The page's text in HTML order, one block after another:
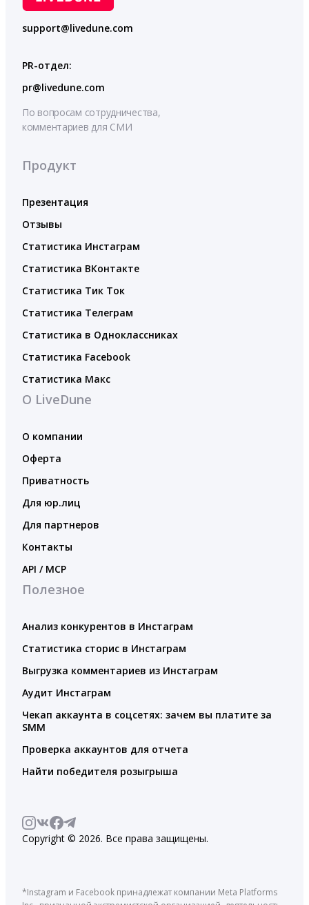
support@livedune.com
PR-отдел:
pr@livedune.com
По вопросам сотрудничества,
комментариев для СМИ
Продукт
Презентация
Отзывы
Статистика Инстаграм
Статистика ВКонтакте
Статистика Тик Ток
Статистика Телеграм
Статистика в Одноклассниках
Статистика Facebook
Статистика Макс
О LiveDune
О компании
Оферта
Приватность
Для юр.лиц
Для партнеров
Контакты
API / MCP
Полезное
Анализ конкурентов в Инстаграм
Статистика сторис в Инстаграм
Выгрузка комментариев из Инстаграм
Аудит Инстаграм
Чекап аккаунта в соцсетях: зачем вы платите за
SMM
Проверка аккаунтов для отчета
Найти победителя розыгрыша
Copyright © 2026. Все права защищены.
*Instagram и Facebook принадлежат компании Meta Platforms